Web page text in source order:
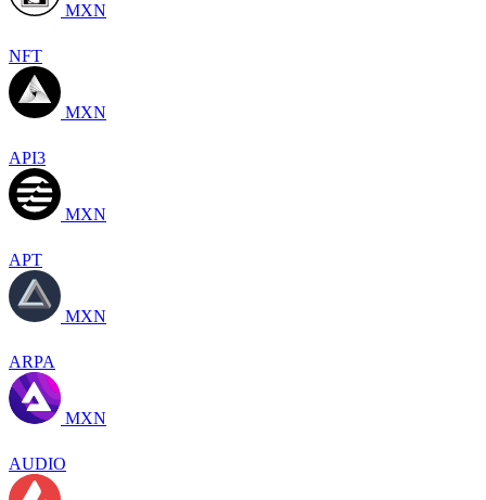
MXN
NFT
MXN
API3
MXN
APT
MXN
ARPA
MXN
AUDIO